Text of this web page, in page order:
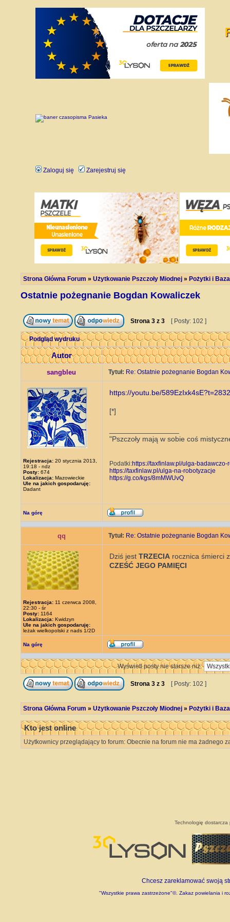
Zaloguj się Zarejestruj się
Strona Główna Forum » Użytkowanie Pszczoły Miodnej » Pożytki i
Ostatnie pożegnanie Bogdan Kowaliczek
Strona 3 z 3 [ Posty: 102 ]
Podgląd wydruku
Autor
sangbleu Tytuł: Re: Ostatnie pożegnanie Bogdan
Rejestracja: 20 stycznia 2013,
19:18 - ndz
Posty: 674
Lokalizacja: Mazowieckie
Ule na jakich gospodaruję:
Dadant
https://youtu.be/589EzIxk4sE?t=2832
[*]
"Pszczoły mają w sobie coś
Podatki:https://taxfinlaw.pl/ulga-
https://taxfinlaw.pl/ulga-na-robotyzacje
https://g.co/kgs/8mMWUvQ
Na górę
qq Tytuł: Re: Ostatnie pożegnanie Bogdan
Rejestracja: 11 czerwca 2008,
22:30 - śr
Posty: 1164
Lokalizacja: Kwidzyn
Ule na jakich gospodaruję:
leżak wielkopolski z nads 1/2D
Dziś jest TRZECIA rocznica śmierci
CZEŚĆ JEGO PAMIĘCI
Na górę
Wyświetl posty nie starsze niż:
Strona 3 z 3 [ Posty: 102 ]
Strona Główna Forum » Użytkowanie Pszczoły Miodnej » Pożytki i
Kto jest online
Użytkownicy przeglądający to forum: Obecnie na forum nie ma żadnego
Technologię dostarcza
Chcesz zareklamować swoją
"Wszystkie prawa zastrzeżone"©. Zakaz powielania i